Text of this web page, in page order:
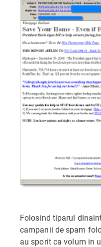
Folosind tiparul
campanii de spam
au sporit ca volum in